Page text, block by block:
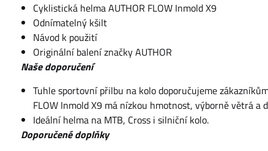
Cyklistická helma AUTHOR FLOW Inmold X9
Odnímatelný kšilt
Návod k použití
Originální balení značky AUTHOR
Naše doporučení
Tuhle sportovní přilbu na kolo doporučujeme
FLOW Inmold X9 má nízkou hmotnost, výborně větrá a
Ideální helma na MTB, Cross i silniční kolo.
Doporučené doplňky